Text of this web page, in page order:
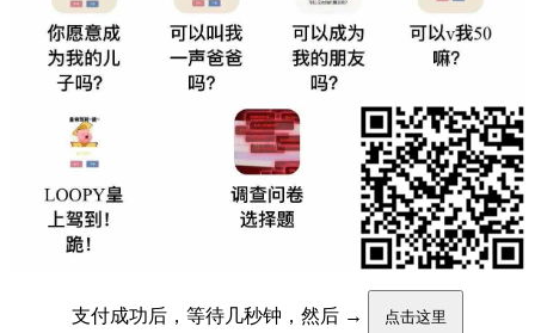
支付成功后，等待几秒钟，然后 →